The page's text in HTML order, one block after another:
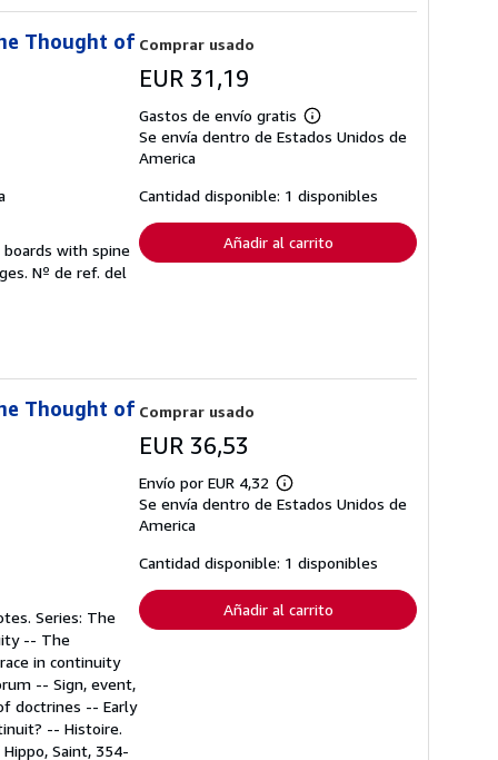
Thought of
boards with spine
Nº de ref. del
Comprar usado
EUR 31,19
Gastos de envío gratis
Más
información
tarifas
de
envío
Se envía dentro de Estados Unidos de
America
Cantidad disponible: 1 disponibles
Añadir al carrito
Thought of
Series: The
-- The
in continuity
-- Sign, event,
doctrines -- Early
-- Histoire.
Saint, 354-
Comprar usado
EUR 36,53
Envío por EUR 4,32
Más
información
tarifas
de
envío
Se envía dentro de Estados Unidos de
America
Cantidad disponible: 1 disponibles
Añadir al carrito